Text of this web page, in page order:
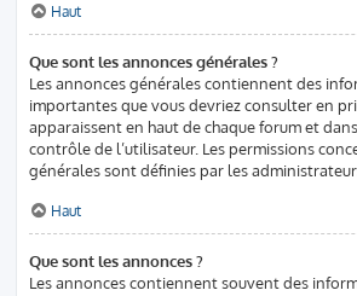
Haut
Que sont les annonces générales ?
Les annonces générales contiennent des
importantes que vous devriez consulter en
apparaissent en haut de chaque forum et
contrôle de l’utilisateur. Les permissions
générales sont définies par les
Haut
Que sont les annonces ?
Les annonces contiennent souvent des